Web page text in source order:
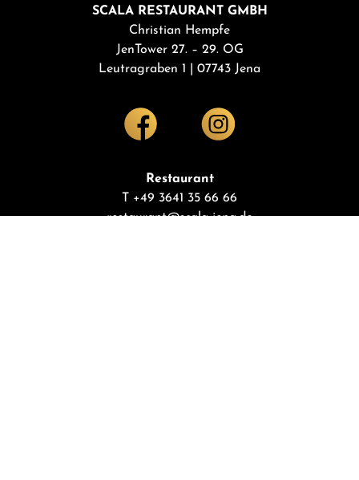
SCALA RESTAURANT GMBH
Christian Hempfe
JenTower 27. – 29. OG
Leutragraben 1 | 07743 Jena
Restaurant
T +49 3641 35 66 66
restaurant@scala-jena.de